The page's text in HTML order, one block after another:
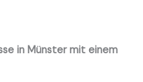
in Münster mit einem